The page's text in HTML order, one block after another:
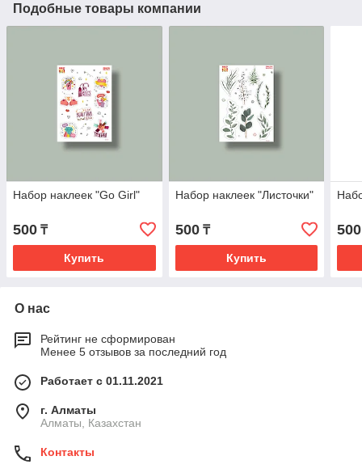
Подобные товары компании
Набор наклеек "Go Girl"
500 ₸
Купить
Набор наклеек "Листочки"
500₸
Купить
500
О нас
Рейтинг не сформирован
Менее 5 отзывов за последний год
Работает с 01.11.2021
г. Алматы
Алматы, Казахстан
Контакты